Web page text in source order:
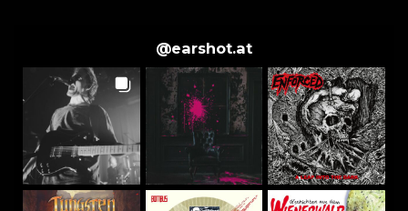
@earshot.at